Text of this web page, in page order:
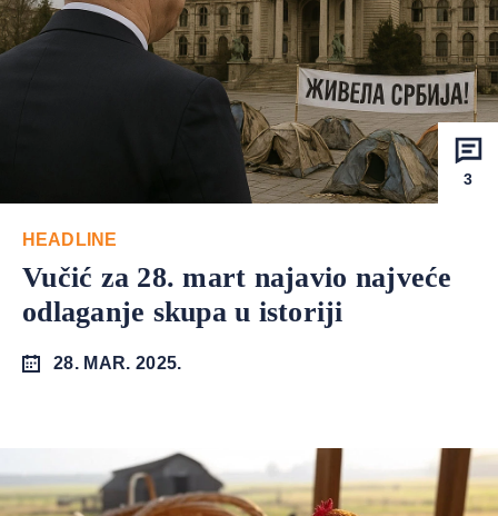
3
HEADLINE
Vučić za 28. mart najavio najveće
odlaganje skupa u istoriji
28. MAR. 2025.